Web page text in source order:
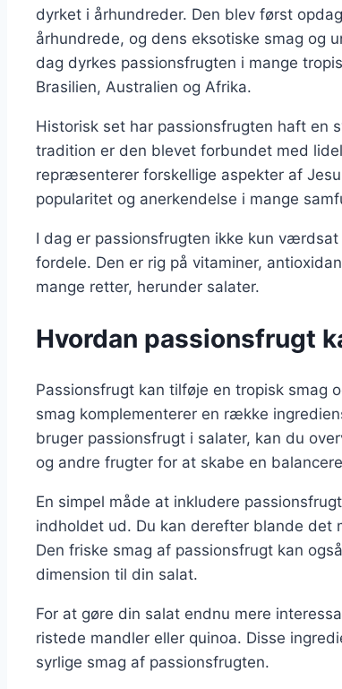
dyrket i århundreder. Den blev først
århundrede, og dens eksotiske smag og
dag dyrkes passionsfrugten i mange
Brasilien, Australien og Afrika.
Historisk set har passionsfrugten haft en
tradition er den blevet forbundet med
repræsenterer forskellige aspekter af
popularitet og anerkendelse i mange
I dag er passionsfrugten ikke kun
fordele. Den er rig på vitaminer,
mange retter, herunder salater.
Hvordan passionsfrugt
Passionsfrugt kan tilføje en tropisk smag
smag komplementerer en række
bruger passionsfrugt i salater, kan du
og andre frugter for at skabe en
En simpel måde at inkludere
indholdet ud. Du kan derefter blande det
Den friske smag af passionsfrugt kan
dimension til din salat.
For at gøre din salat endnu mere
ristede mandler eller quinoa. Disse
syrlige smag af passionsfrugten.